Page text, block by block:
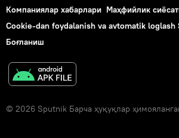
Компаниялар хабарлари Маҳфийлик
Cookie-dan foydalanish va avtomatik loglash
Боғланиш
© 2026 Sputnik Барча ҳуқуқлар